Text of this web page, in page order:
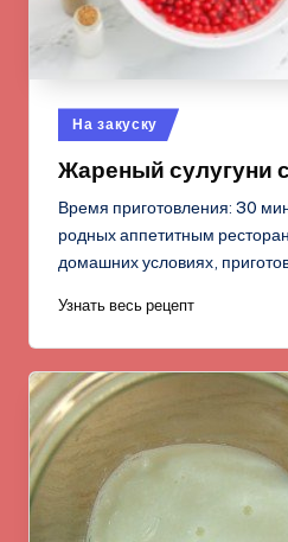
Опубликовано
в
На закуску
Жареный сулугуни
Время приготовления: 30
родных аппетитным
домашних условиях,
Узнать весь рецепт